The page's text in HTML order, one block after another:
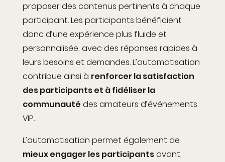
proposer des contenus pertinents à chaque
participant.Les participants bénéficient
donc d’une expérience plus fluide et
personnalisée, avec des réponses rapides à
leurs besoins et demandes. L’automatisation
contribue ainsi à renforcer la satisfaction
des participants et à fidéliser la
communauté des amateurs d’événements
VIP.
L’automatisation permet également de
mieux engager les participantsavant,